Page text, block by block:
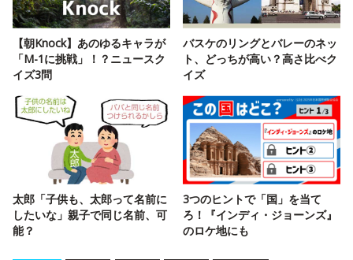
【朝Knock】あのゆるキャラが
「M-1に挑戦」！？ニュースク
イズ3問
バスケのリングとバレーのネッ
ト、どっちが高い？高さ比べク
イズ
太郎「子供も、太郎って名前に
したいな」親子で同じ名前、可
能？
3つのヒントで「国」を当て
ろ！『インディ・ジョーンズ』
のロケ地にも